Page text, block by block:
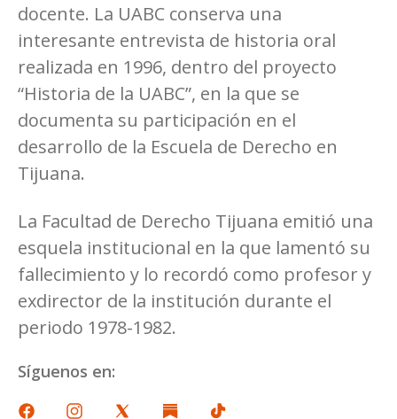
docente. La UABC conserva una
interesante entrevista de historia oral
realizada en 1996, dentro del proyecto
“Historia de la UABC”, en la que se
documenta su participación en el
desarrollo de la Escuela de Derecho en
Tijuana.
La Facultad de Derecho Tijuana emitió una
esquela institucional en la que lamentó su
fallecimiento y lo recordó como profesor y
exdirector de la institución durante el
periodo 1978-1982.
Síguenos en: